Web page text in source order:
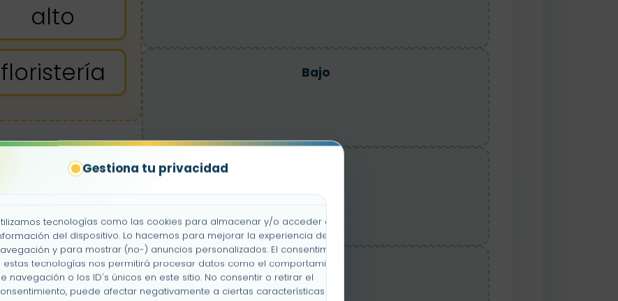
Gestiona tu privacidad
tecnologías como las cookies para almacenar y/o acceder a la
del dispositivo. Lo hacemos para mejorar la experiencia de
y para mostrar (no-) anuncios personalizados. El consentimiento
estas tecnologías nos permitirá procesar datos como el comportamiento
navegación o los ID's únicos en este sitio. No consentir o retirar el
puede afectar negativamente a ciertas características y
alto
floristería Bajo
Flor